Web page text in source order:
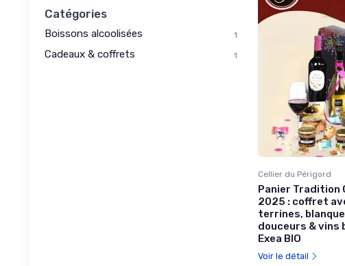
Catégories
Boissons alcoolisées 1
Cadeaux & coffrets 1
Cellier du Périgord
Panier Tradition
2025 : coffret
terrines,
douceurs & vins
Exea BIO
Voir le détail